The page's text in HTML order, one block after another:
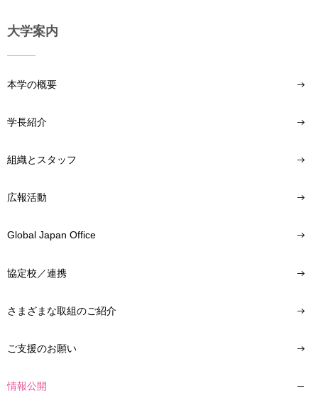
大学案内
本学の概要
学長紹介
組織とスタッフ
広報活動
Global Japan Office
協定校／連携
さまざまな取組のご紹介
ご支援のお願い
情報公開